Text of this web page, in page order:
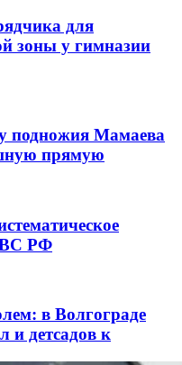
для
зоны у гимназии
подножия Мамаева
прямую
ВС РФ
в Волгограде
и детсадов к